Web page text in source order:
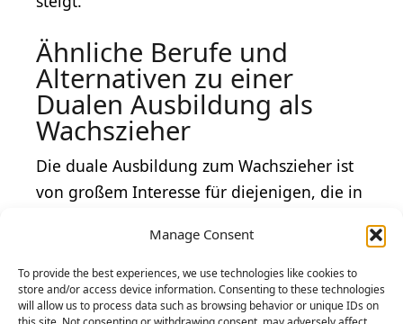
Manage Consent
To provide the best experiences, we use technologies like cookies to
store and/or access device information. Consenting to these technologies
will allow us to process data such as browsing behavior or unique IDs on
Ähnliche Berufe und
Alternativen zu einer
Dualen Ausbildung als
Wachszieher
Die duale Ausbildung zum Wachszieher ist
von großem Interesse für diejenigen, die in
möchten. Allerdings gibt es auch andere
verwandte Fachberufe, welche Alternativen
zur klassischen Ausbildung zum